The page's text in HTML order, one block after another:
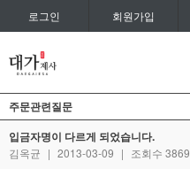
로그인 회원가입
주문관련질문
입금자명이 다르게 되었습니다.
김옥균 | 2013-03-09 | 조회수 3869